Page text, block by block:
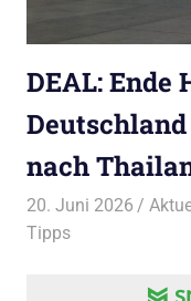
DEAL: Ende
nach
20. Juni 2026
Tipps